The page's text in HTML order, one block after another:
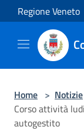
Salta al contenuto
Regione Veneto
Home > Notizie
Corso attività
autogestito